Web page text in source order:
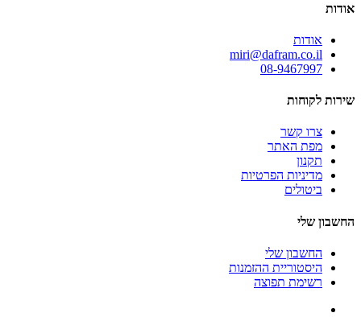
אודות
אודות
miri@dafram.co.il
08-9467997
שירות לקוחות
צרו קשר
מפת האתר
תקנון
מדיניות הפרטיות
ביטולים
החשבון שלי
החשבון שלי
היסטוריית ההזמנות
רשימת תפוצה